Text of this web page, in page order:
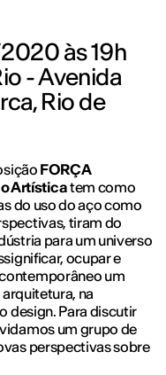
às 19h
- Avenida
Rio de
FORÇA
Artísticatem como
do uso do aço como
tiram do
para um universo
ocupar e
um
na
design. Para discutir
um grupo de
perspectivas sobre